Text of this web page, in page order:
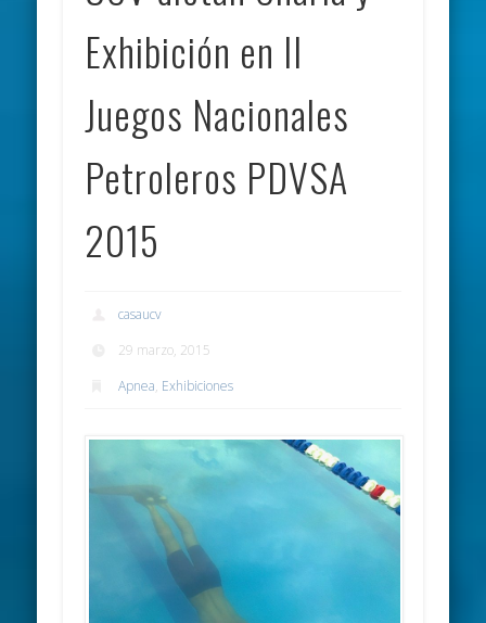
Exhibición en II
Juegos Nacionales
Petroleros PDVSA
2015
casaucv
29 marzo, 2015
Apnea, Exhibiciones